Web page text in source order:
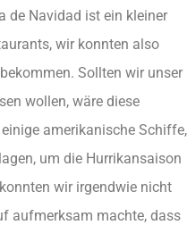
de Navidad ist ein kleiner
wir konnten also
Sollten wir unser
wollen, wäre diese
amerikanische Schiffe,
um die Hurrikansaison
wir irgendwie nicht
aufmerksam machte, dass